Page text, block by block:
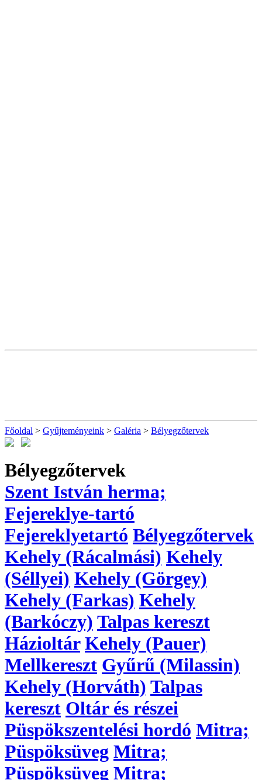
Főoldal > Gyűjteményeink > Galéria > Bélyegzőtervek
Bélyegzőtervek
Szent István herma;
Fejereklye-tartó
Fejereklyetartó Bélyegzőtervek
Kehely (Rácalmási) Kehely
(Séllyei) Kehely (Görgey)
Kehely (Farkas) Kehely
(Barkóczy) Talpas kereszt
Házioltár Kehely (Pauer)
Mellkereszt Gyűrű (Milassin)
Kehely (Horváth) Talpas
kereszt Oltár és részei
Püspökszentelési hordó Mitra;
Püspöksüveg Mitra;
Püspöksüveg Mitra;